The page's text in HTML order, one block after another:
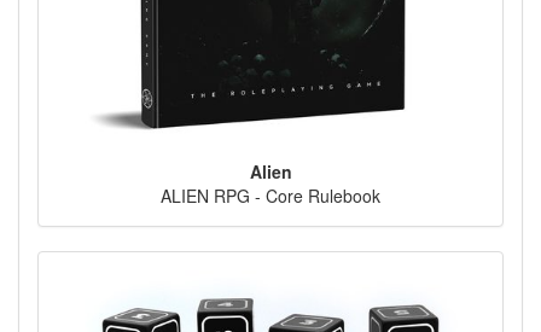
Alien
ALIEN RPG - Core Rulebook